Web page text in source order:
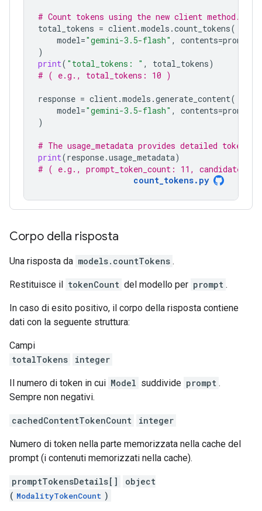
# Count tokens using the new client method.
total_tokens = client.models .count_tokens(
model="gemini-3.5-flash" , contents=prompt
)
print( "total_tokens: " , total_tokens)
# ( e.g., total_tokens: 10 )
response = client.models .generate_content(
model="gemini-3.5-flash" , contents=prompt
)
# The usage_metadata provides detailed token
print(response.usage_metadata)
# ( e.g., prompt_token_count: 11,
count_tokens.py
Corpo della risposta
Una risposta da models.countTokens .
Restituisce il tokenCount del modello per prompt .
In caso di esito positivo, il corpo della risposta contiene
dati con la seguente struttura:
Campi
totalTokens
integer
Il numero di token in cui Model suddivide prompt .
Sempre non negativi.
cachedContentTokenCount integer
Numero di token nella parte memorizzata nella cache del
prompt (i contenuti memorizzati nella cache).
promptTokensDetails[]
object
( ModalityTokenCount )